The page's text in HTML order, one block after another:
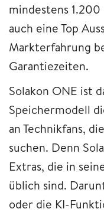
mindestens
auch eine Top
Markterfahrung
Garantiezeiten.
Solakon ONE ist
Speichermodell
an Technikfans,
suchen. Denn
Extras, die in
üblich sind.
oder die KI-